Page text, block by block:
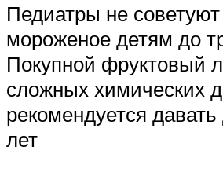
Педиатры не
мороженое детям до
Покупной фруктовый
сложных химических
рекомендуется
лет